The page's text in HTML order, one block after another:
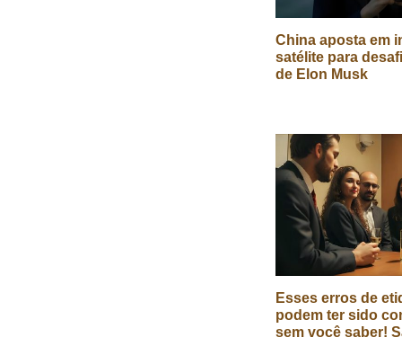
China aposta em
satélite para
de Elon Musk
Esses erros de
podem ter sido
sem você saber!